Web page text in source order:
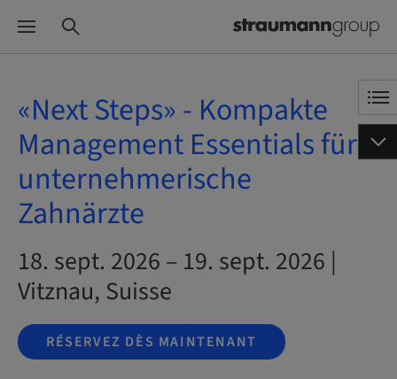
«Next Steps» - Kompakte
Management Essentials für
unternehmerische
Zahnärzte
18. sept. 2026 – 19. sept. 2026 |
Vitznau, Suisse
RÉSERVEZ DÈS MAINTENANT